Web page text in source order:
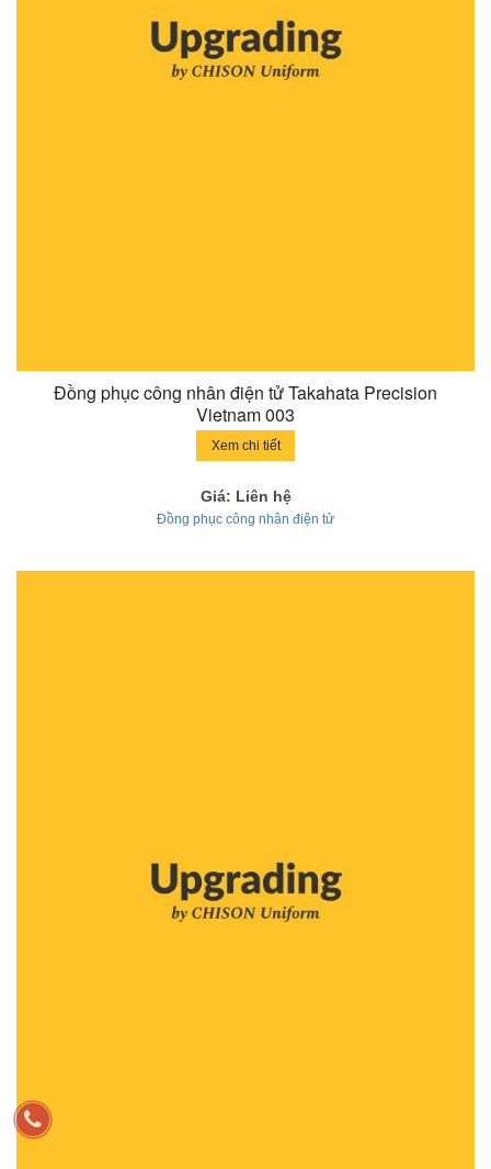
Đồng phục công nhân điện tử Takahata Precision
Vietnam 003
Xem chi tiết
Giá: Liên hệ
Đồng phục công nhân điện tử